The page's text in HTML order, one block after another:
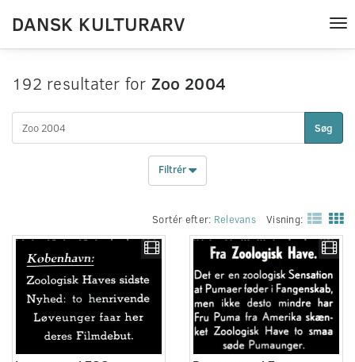
DANSK KULTURARV
192 resultater for Zoo 2004
Søg
Filtrér
Sortér efter: Relevans Visning: